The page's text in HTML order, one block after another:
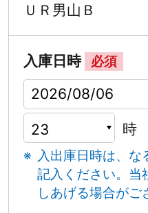
ＵＲ男山Ｂ
入庫日時 必須
時
入出庫日時は、
記入ください。 当
しあげる場合がご